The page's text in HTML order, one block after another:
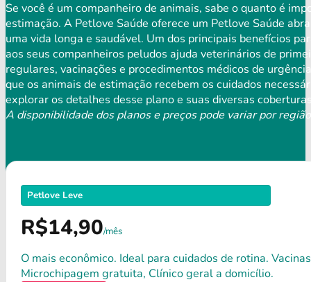
Se você é um companheiro de animais, sabe o quanto é
estimação. A Petlove Saúde oferece um Petlove Saúde
uma vida longa e saudável. Um dos principais benefícios
aos seus companheiros peludos ajuda veterinários de
regulares, vacinações e procedimentos médicos de
que os animais de estimação recebem os cuidados
explorar os detalhes desse plano e suas diversas
A disponibilidade dos planos e preços pode variar por
Petlove Leve
R$14,90/mês
O mais econômico. Ideal para cuidados de rotina.
Microchipagem gratuita, Clínico geral a domicílio.